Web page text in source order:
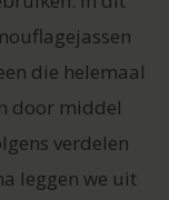
die helemaal
door middel
verdelen
leggen we uit